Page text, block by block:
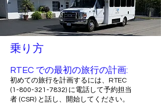
乗り方
RTEC での最初の旅行の計画:
初めての旅行を計画するには、RTEC
(1-800-321-7832) に電話して予約担当
者 (CSR) と話し、開始してください。